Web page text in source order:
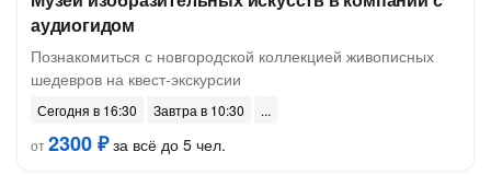
аудиогидом
Познакомиться с новгородской коллекцией живописных
шедевров на квест-экскурсии
Сегодня в 16:30
Завтра в 10:30
от2300 ₽за всё до 5 чел.